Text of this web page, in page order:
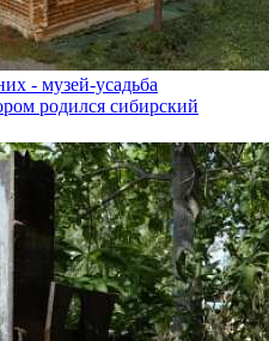
- музей-усадьба
родился сибирский